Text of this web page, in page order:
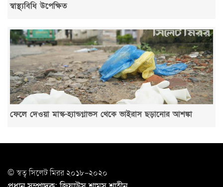
স্বাস্থ্যবিধি উপেক্ষিত
ফেলে দেওয়া মাস্ক-হ্যান্ডগ্লাভস থেকে ভাইরাস ছড়ানোর আশঙ্কা
© স্বত্ব সি‌লেট মিরর ২০১৮-২০২০